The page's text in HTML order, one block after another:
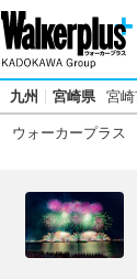
九州 宮崎県 宮
ウォーカープラス